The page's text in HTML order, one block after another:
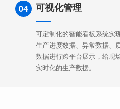
04 可视化管理
可定制化的智能看板系统实
生产进度数据、异常数据、
数据进行跨平台展示，给现
实时化的生产数据。